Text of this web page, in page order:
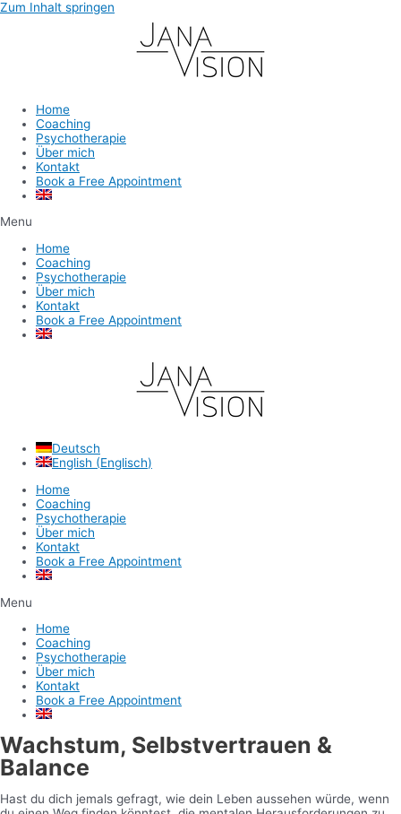
Zum Inhalt springen
Home
Coaching
Psychotherapie
Über mich
Kontakt
Book a Free Appointment
Menu
Home
Coaching
Psychotherapie
Über mich
Kontakt
Book a Free Appointment
Deutsch
English (Englisch)
Home
Coaching
Psychotherapie
Über mich
Kontakt
Book a Free Appointment
Menu
Home
Coaching
Psychotherapie
Über mich
Kontakt
Book a Free Appointment
Wachstum, Selbstvertrauen &
Balance
Hast du dich jemals gefragt, wie dein Leben aussehen würde, wenn